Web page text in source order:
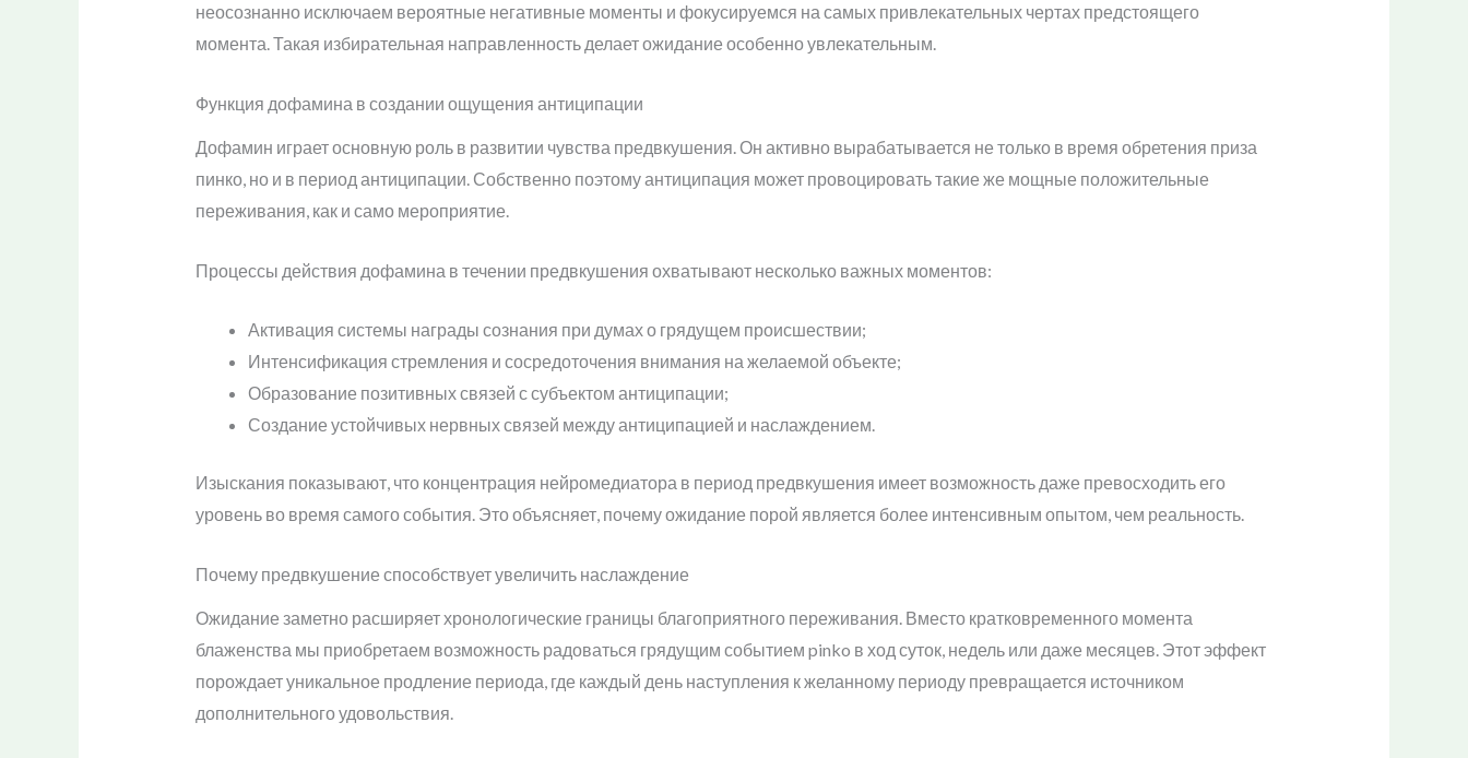
неосознанно исключаем вероятные негативные моменты и фокусируемся на самых привлекательных чертах предстоящего
момента. Такая избирательная направленность делает ожидание особенно увлекательным.
Функция дофамина в создании ощущения антиципации
Дофамин играет основную роль в развитии чувства предвкушения. Он активно вырабатывается не только в время обретения приза
пинко, но и в период антиципации. Собственно поэтому антиципация может провоцировать такие же мощные положительные
переживания, как и само мероприятие.
Процессы действия дофамина в течении предвкушения охватывают несколько важных моментов:
Активация системы награды сознания при думах о грядущем происшествии;
Интенсификация стремления и сосредоточения внимания на желаемой объекте;
Образование позитивных связей с субъектом антиципации;
Создание устойчивых нервных связей между антиципацией и наслаждением.
Изыскания показывают, что концентрация нейромедиатора в период предвкушения имеет возможность даже превосходить его
уровень во время самого события. Это объясняет, почему ожидание порой является более интенсивным опытом, чем реальность.
Почему предвкушение способствует увеличить наслаждение
Ожидание заметно расширяет хронологические границы благоприятного переживания. Вместо кратковременного момента
блаженства мы приобретаем возможность радоваться грядущим событием pinko в ход суток, недель или даже месяцев. Этот эффект
порождает уникальное продление периода, где каждый день наступления к желанному периоду превращается источником
дополнительного удовольствия.